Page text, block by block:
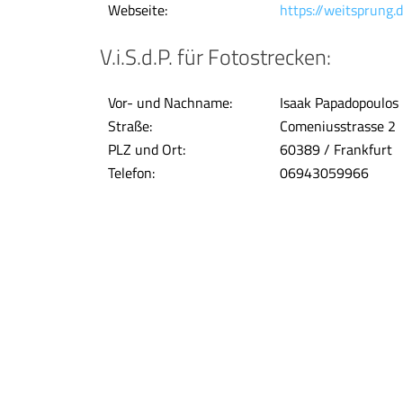
Webseite: https://
V.i.S.d.P. für Fotostrecken:
Vor- und Nachname:
Isaak Papadopoulos
Straße:
Comeniusstrasse 2
PLZ und Ort:
60389 / Frankfurt
Telefon:
06943059966